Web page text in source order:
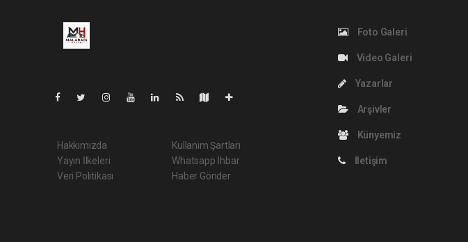
Hakkımızda
Yayın İlkeleri
Veri Politikası
Kullanım Şartları
Whatsapp İhbar
Haber Gönder
Foto Galeri
Video Galeri
Yazarlar
Arşivler
Künyemiz
İletişim